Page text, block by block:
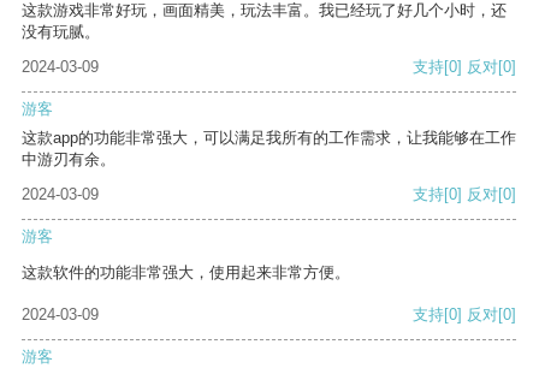
这款游戏非常好玩，画面精美，玩法丰富。我已经玩了好几个小时，还
没有玩腻。
2024-03-09
支持[0] 反对[0]
游客
这款app的功能非常强大，可以满足我所有的工作需求，让我能够在工作
中游刃有余。
2024-03-09
支持[0] 反对[0]
游客
这款软件的功能非常强大，使用起来非常方便。
2024-03-09 支持[0] 反对[0]
游客